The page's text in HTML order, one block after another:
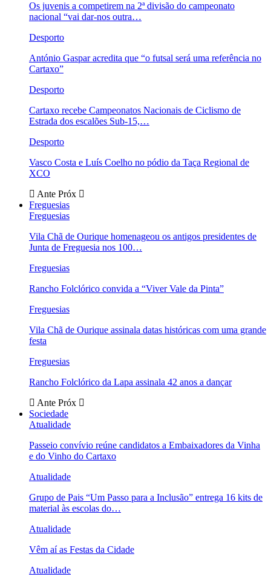
Os juvenis a competirem na 2ª divisão do campeonato
nacional “vai dar-nos outra…
Desporto
António Gaspar acredita que “o futsal será uma referência no
Cartaxo”
Desporto
Cartaxo recebe Campeonatos Nacionais de Ciclismo de
Estrada dos escalões Sub-15,…
Desporto
Vasco Costa e Luís Coelho no pódio da Taça Regional de
XCO
Ante Próx
Freguesias
Freguesias
Vila Chã de Ourique homenageou os antigos presidentes de
Junta de Freguesia nos 100…
Freguesias
Rancho Folclórico convida a “Viver Vale da Pinta”
Freguesias
Vila Chã de Ourique assinala datas históricas com uma grande
festa
Freguesias
Rancho Folclórico da Lapa assinala 42 anos a dançar
Ante Próx
Sociedade
Atualidade
Passeio convívio reúne candidatos a Embaixadores da Vinha
e do Vinho do Cartaxo
Atualidade
Grupo de Pais “Um Passo para a Inclusão” entrega 16 kits de
material às escolas do…
Atualidade
Vêm aí as Festas da Cidade
Atualidade